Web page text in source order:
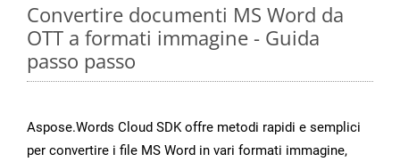
Convertire documenti MS Word da
OTT a formati immagine - Guida
passo passo
Aspose.Words Cloud SDK offre metodi rapidi e semplici
per convertire i file MS Word in vari formati immagine,